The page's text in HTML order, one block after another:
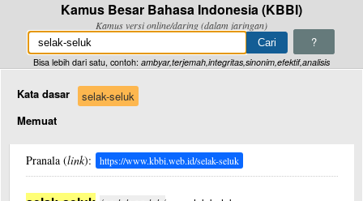
Kamus Besar Bahasa Indonesia (KBBI)
Kamus versi online/daring (dalam jaringan)
?
Bisa lebih dari satu, contoh: ambyar,terjemah,integritas,sinonim,efektif,analisis
Kata dasar
selak-seluk
Memuat
Pranala (link): https://www.kbbi.web.id/selak-seluk